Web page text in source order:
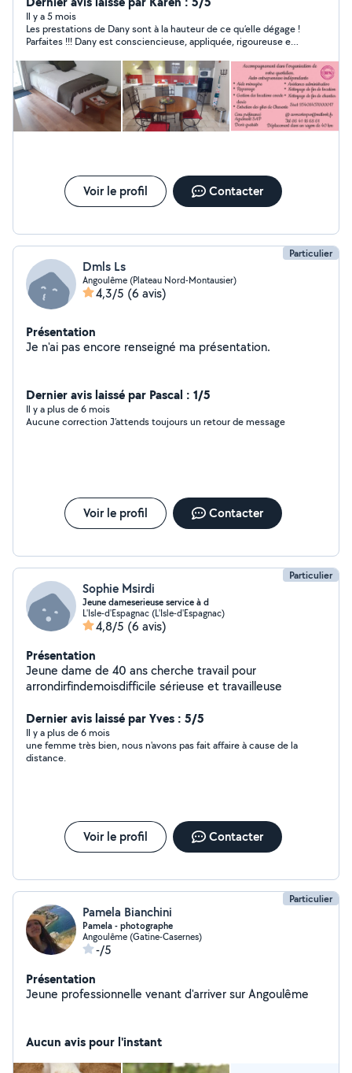
votre satisfaction. Certains travaux seront sur devis.
Agrément SAP Avantages fiscaux 50%. Chaque année
pour les déclarations impôts Les factures sont net de
charges, c'est moi qui prend en charges les cotisations
Urssaf CESU Préfinancé par (CR CESU, Domiserve)
Il y a 5 mois
Les prestations de Dany sont à la hauteur de ce qu’elle dégage !
Parfaites !!! Dany est consciencieuse, appliquée, rigoureuse et
recommande fortement son travail…. Mais pas trop car je
voudrai la garder rien que pour moi ;-)))
Voir le profil Contacter
Particulier
Dmls Ls
Angoulême (Plateau Nord-Montausier)
4,3/5 (6 avis)
Présentation
Je n'ai pas encore renseigné ma présentation.
Dernier avis laissé par Pascal : 1/5
Il y a plus de 6 mois
Aucune correction J’attends toujours un retour de message
Voir le profil Contacter
Particulier
Sophie Msirdi
Jeune dameserieuse service à d
L'Isle-d'Espagnac (L'Isle-d'Espagnac)
4,8/5 (6 avis)
Présentation
Jeune dame de 40 ans cherche travail pour
arrondirfindemoisdifficile sérieuse et travailleuse
Dernier avis laissé par Yves : 5/5
Il y a plus de 6 mois
une femme très bien, nous n'avons pas fait affaire à cause de la
distance.
Voir le profil Contacter
Particulier
Pamela Bianchini
Pamela - photographe
Angoulême (Gatine-Casernes)
-/5
Présentation
Jeune professionnelle venant d'arriver sur Angoulême
Aucun avis pour l'instant